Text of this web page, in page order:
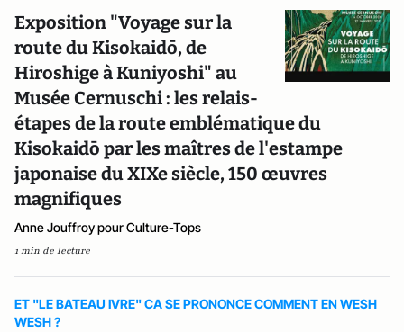
Exposition "Voyage sur la
route du Kisokaidō, de
Hiroshige à Kuniyoshi" au
Musée Cernuschi : les relais-
étapes de la route emblématique du
Kisokaidō par les maîtres de l'estampe
japonaise du XIXe siècle, 150 œuvres
magnifiques
Anne Jouffroy pour Culture-Tops
1 min de lecture
ET "LE BATEAU IVRE" CA SE PRONONCE COMMENT EN WESH
WESH ?